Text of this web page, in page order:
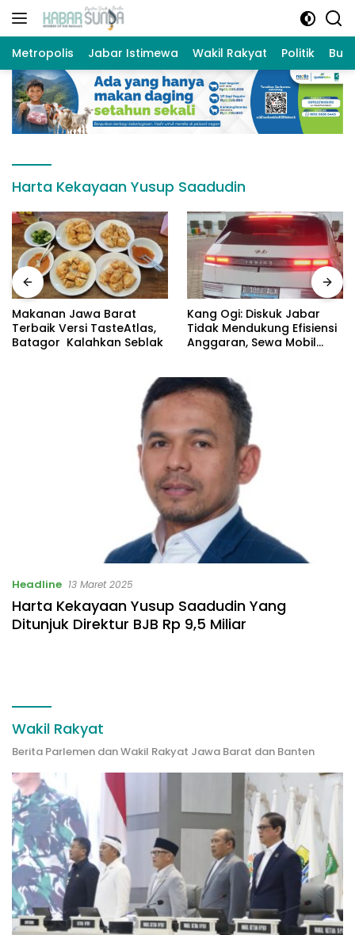
Langsung
Metropolis Jabar Istimewa Wakil Rakyat Politik
Harta Kekayaan Yusup Saadudin
Makanan Jawa Barat
Terbaik Versi TasteAtlas,
Batagor Kalahkan Seblak
Kang Ogi: Diskuk Jabar
Tidak Mendukung Efisiensi
Anggaran, Sewa Mobil
Headline 13 Maret 2025
Harta Kekayaan Yusup Saadudin Yang
Ditunjuk Direktur BJB Rp 9,5 Miliar
Wakil Rakyat
Berita Parlemen dan Wakil Rakyat Jawa Barat dan Banten